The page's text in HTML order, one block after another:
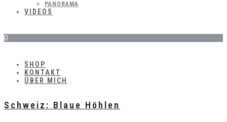
PANORAMA
VIDEOS
0
SHOP
KONTAKT
ÜBER MICH
Schweiz: Blaue Höhlen